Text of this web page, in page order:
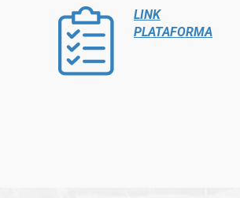
LINK
PLATAFORMA